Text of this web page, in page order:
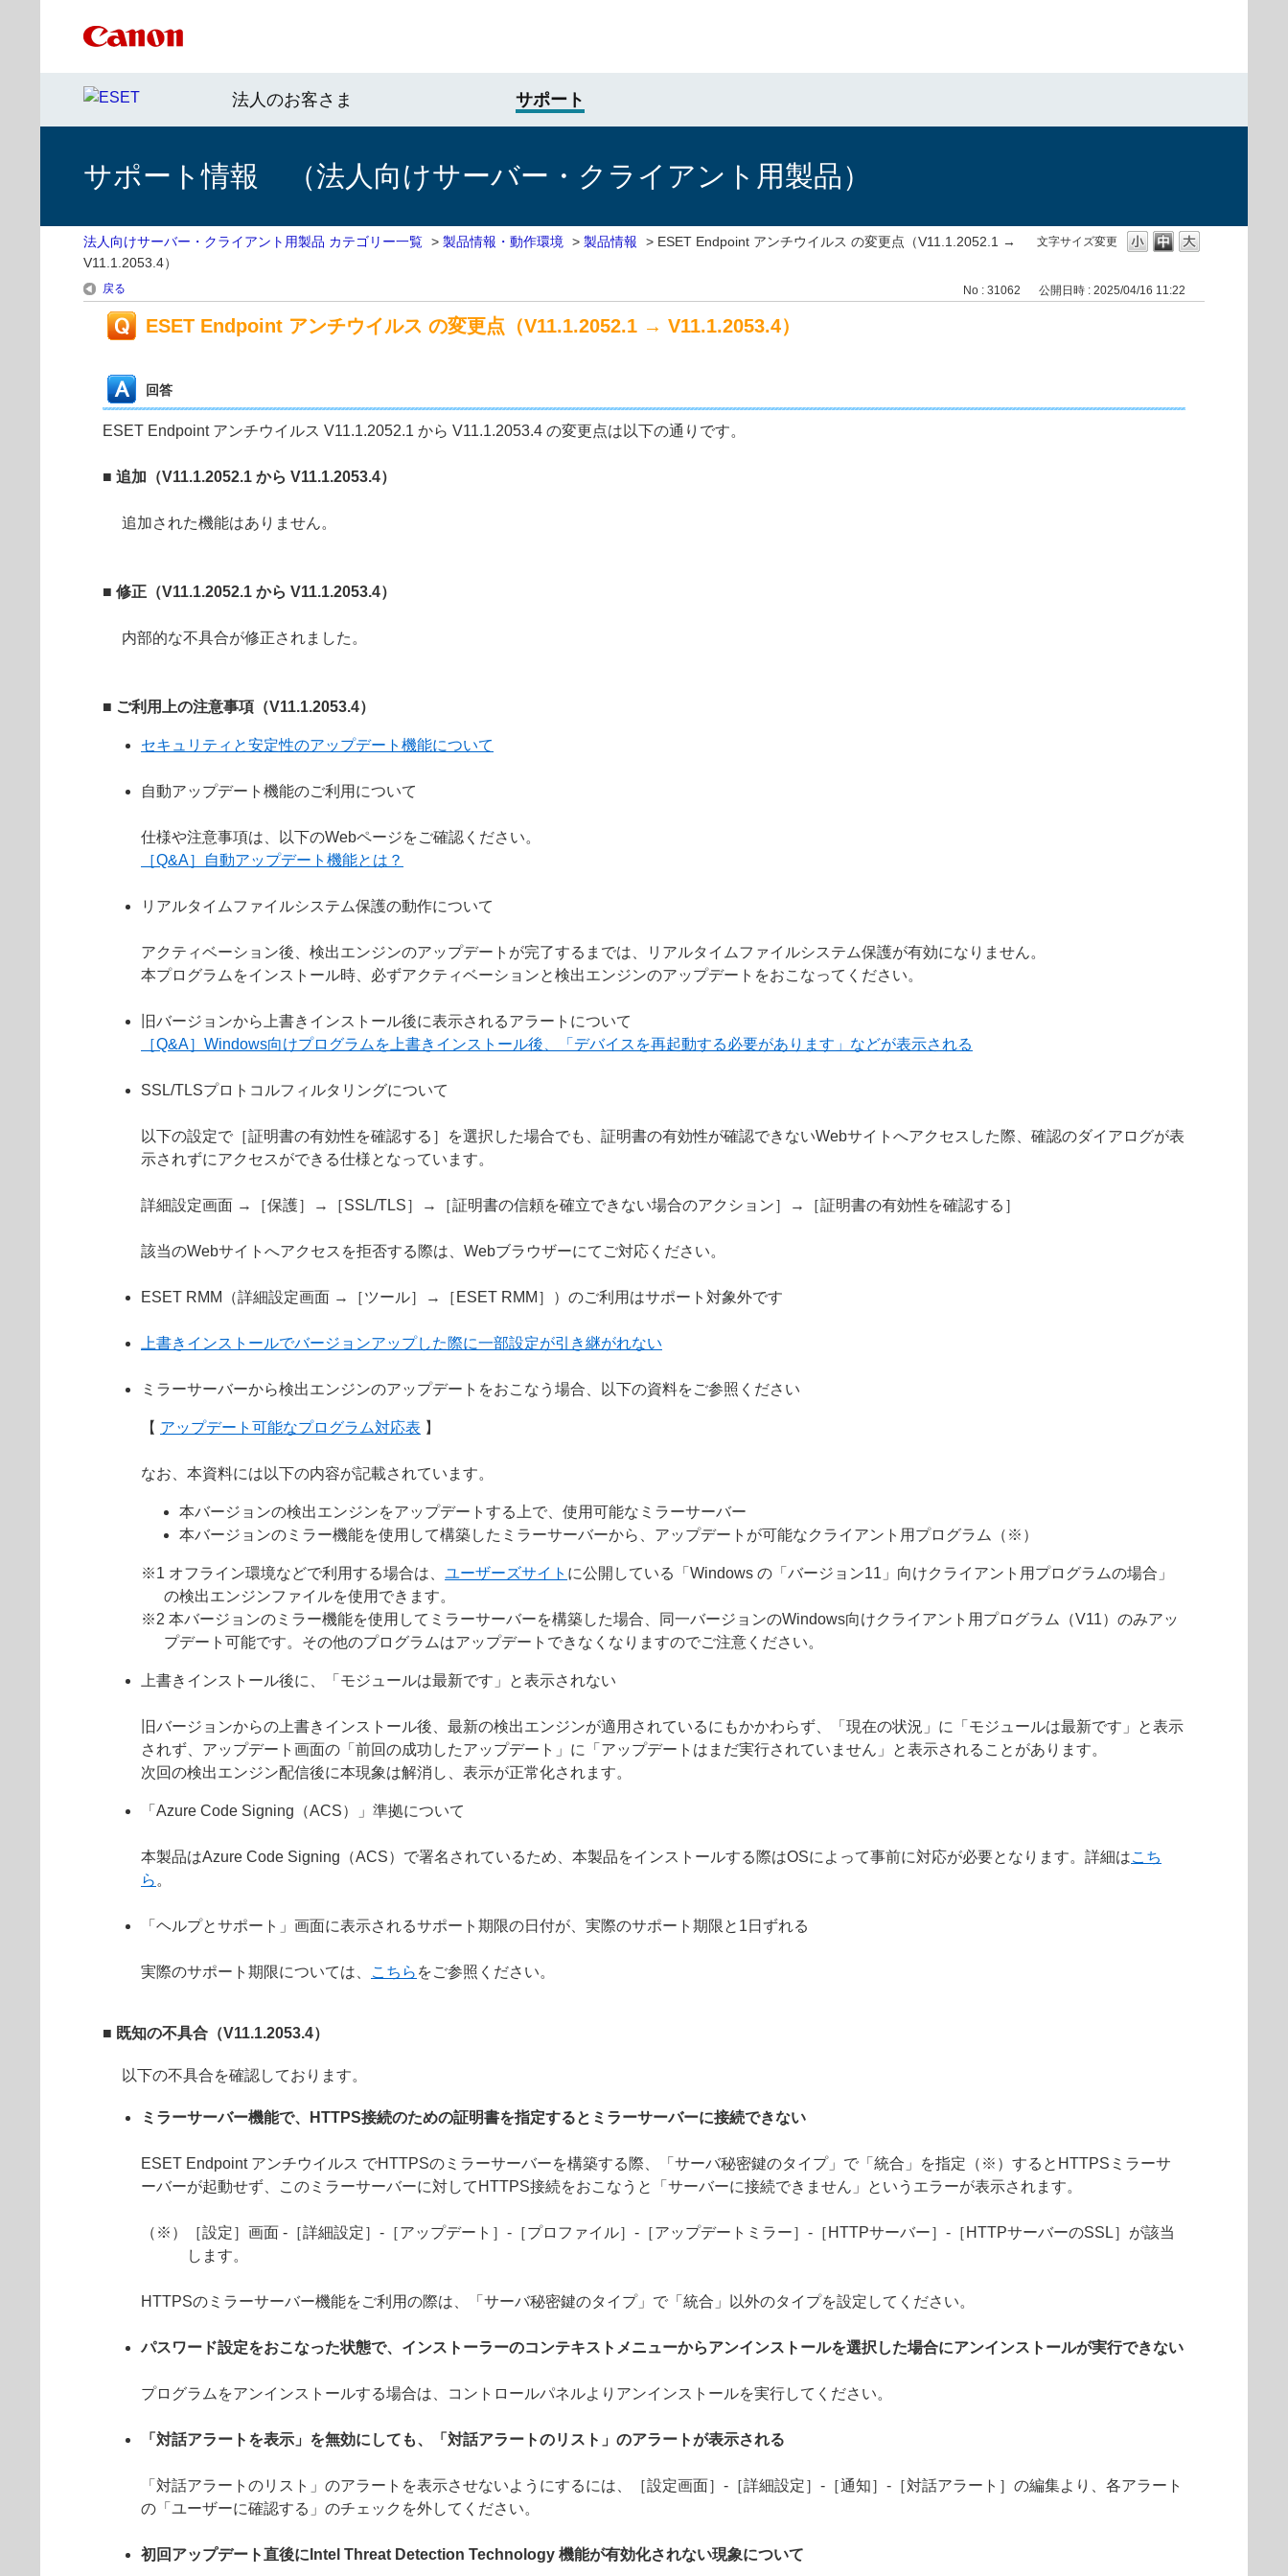
法人のお客さま サポート
サポート情報 （法人向けサーバー・クライアント用製品）
文字サイズ変更
法人向けサーバー・クライアント用製品 カテゴリー一覧 > 製品情報・動作環境 > 製品情報 > ESET Endpoint アンチウイルス の変更点（V11.1.2052.1 →
V11.1.2053.4）
戻る No : 31062 公開日時 : 2025/04/16 11:22
ESET Endpoint アンチウイルス の変更点（V11.1.2052.1 → V11.1.2053.4）
回答
ESET Endpoint アンチウイルス V11.1.2052.1 から V11.1.2053.4 の変更点は以下の通りです。
■ 追加（V11.1.2052.1 から V11.1.2053.4）
追加された機能はありません。
■ 修正（V11.1.2052.1 から V11.1.2053.4）
内部的な不具合が修正されました。
■ ご利用上の注意事項（V11.1.2053.4）
セキュリティと安定性のアップデート機能について
自動アップデート機能のご利用について
仕様や注意事項は、以下のWebページをご確認ください。
［Q&A］自動アップデート機能とは？
リアルタイムファイルシステム保護の動作について
アクティベーション後、検出エンジンのアップデートが完了するまでは、リアルタイムファイルシステム保護が有効になりません。
本プログラムをインストール時、必ずアクティベーションと検出エンジンのアップデートをおこなってください。
旧バージョンから上書きインストール後に表示されるアラートについて
［Q&A］Windows向けプログラムを上書きインストール後、「デバイスを再起動する必要があります」などが表示される
SSL/TLSプロトコルフィルタリングについて
以下の設定で［証明書の有効性を確認する］を選択した場合でも、証明書の有効性が確認できないWebサイトへアクセスした際、確認のダイアログが表
示されずにアクセスができる仕様となっています。
詳細設定画面 →［保護］→［SSL/TLS］→［証明書の信頼を確立できない場合のアクション］→［証明書の有効性を確認する］
該当のWebサイトへアクセスを拒否する際は、Webブラウザーにてご対応ください。
ESET RMM（詳細設定画面 →［ツール］→［ESET RMM］）のご利用はサポート対象外です
上書きインストールでバージョンアップした際に一部設定が引き継がれない
ミラーサーバーから検出エンジンのアップデートをおこなう場合、以下の資料をご参照ください
【 アップデート可能なプログラム対応表 】
なお、本資料には以下の内容が記載されています。
本バージョンの検出エンジンをアップデートする上で、使用可能なミラーサーバー
本バージョンのミラー機能を使用して構築したミラーサーバーから、アップデートが可能なクライアント用プログラム（※）
※1 オフライン環境などで利用する場合は、 ユーザーズサイト に公開している「Windows の「バージョン11」向けクライアント用プログラムの場合」
の検出エンジンファイルを使用できます。
※2 本バージョンのミラー機能を使用してミラーサーバーを構築した場合、同一バージョンのWindows向けクライアント用プログラム（V11）のみアッ
プデート可能です。その他のプログラムはアップデートできなくなりますのでご注意ください。
上書きインストール後に、「モジュールは最新です」と表示されない
旧バージョンからの上書きインストール後、最新の検出エンジンが適用されているにもかかわらず、「現在の状況」に「モジュールは最新です」と表示
されず、アップデート画面の「前回の成功したアップデート」に「アップデートはまだ実行されていません」と表示されることがあります。
次回の検出エンジン配信後に本現象は解消し、表示が正常化されます。
「Azure Code Signing（ACS）」準拠について
本製品はAzure Code Signing（ACS）で署名されているため、本製品をインストールする際はOSによって事前に対応が必要となります。詳細はこち
ら 。
「ヘルプとサポート」画面に表示されるサポート期限の日付が、実際のサポート期限と1日ずれる
実際のサポート期限については、 こちら をご参照ください。
■ 既知の不具合（V11.1.2053.4）
以下の不具合を確認しております。
ミラーサーバー機能で、HTTPS接続のための証明書を指定するとミラーサーバーに接続できない
ESET Endpoint アンチウイルス でHTTPSのミラーサーバーを構築する際、「サーバ秘密鍵のタイプ」で「統合」を指定（※）するとHTTPSミラーサ
ーバーが起動せず、このミラーサーバーに対してHTTPS接続をおこなうと「サーバーに接続できません」というエラーが表示されます。
（※）［設定］画面 -［詳細設定］-［アップデート］-［プロファイル］-［アップデートミラー］-［HTTPサーバー］-［HTTPサーバーのSSL］が該当
します。
HTTPSのミラーサーバー機能をご利用の際は、「サーバ秘密鍵のタイプ」で「統合」以外のタイプを設定してください。
パスワード設定をおこなった状態で、インストーラーのコンテキストメニューからアンインストールを選択した場合にアンインストールが実行できない
プログラムをアンインストールする場合は、コントロールパネルよりアンインストールを実行してください。
「対話アラートを表示」を無効にしても、「対話アラートのリスト」のアラートが表示される
「対話アラートのリスト」のアラートを表示させないようにするには、［設定画面］-［詳細設定］-［通知］-［対話アラート］の編集より、各アラート
の「ユーザーに確認する」のチェックを外してください。
初回アップデート直後にIntel Threat Detection Technology 機能が有効化されない現象について